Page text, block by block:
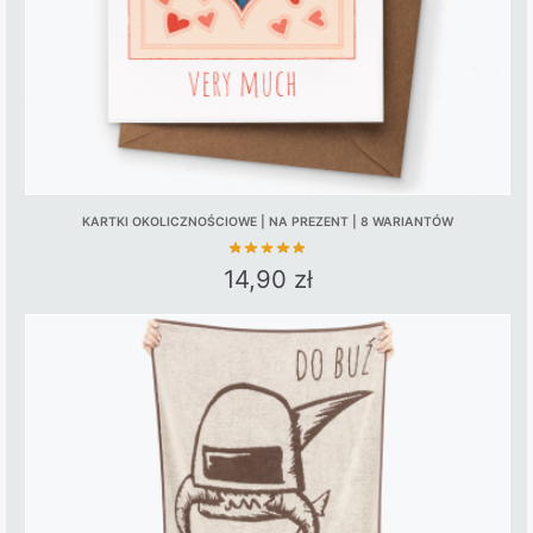
the
product
page
KARTKI OKOLICZNOŚCIOWE | NA PREZENT | 8 WARIANTÓW
14,90 zł
This
product
multiple
variants.
The
options
may